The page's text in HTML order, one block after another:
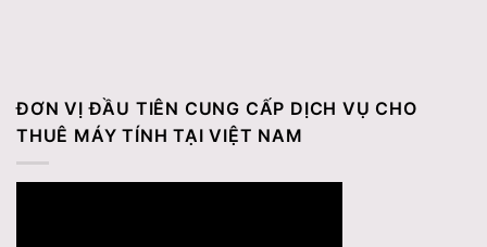
ĐƠN VỊ ĐẦU TIÊN CUNG CẤP DỊCH VỤ CHO
THUÊ MÁY TÍNH TẠI VIỆT NAM